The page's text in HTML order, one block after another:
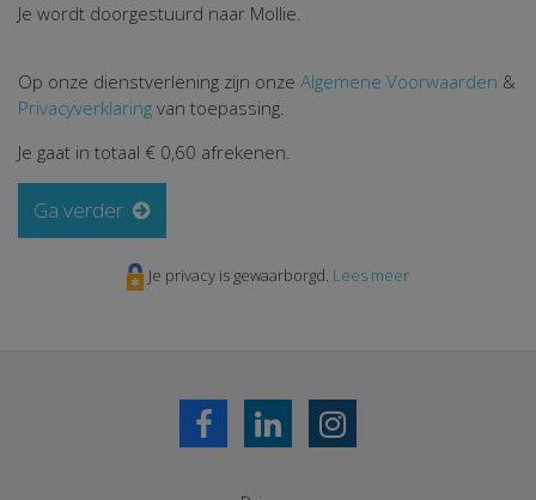
Je wordt doorgestuurd naar Mollie.
Op onze dienstverlening zijn onze Algemene Voorwaarden &
Privacyverklaring van toepassing.
Je gaat in totaal € 0,60 afrekenen.
Ga verder
Je privacy is gewaarborgd. Lees meer